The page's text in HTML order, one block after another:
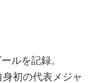
ルを記録。
初の代表メジャ